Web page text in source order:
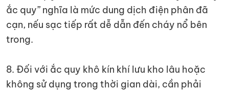
ắc quy” nghĩa là mức dung dịch điện phân đã
cạn, nếu sạc tiếp rất dễ dẫn đến cháy nổ bên
trong.
8. Đối với ắc quy khô kín khí lưu kho lâu hoặc
không sử dụng trong thời gian dài, cần phải